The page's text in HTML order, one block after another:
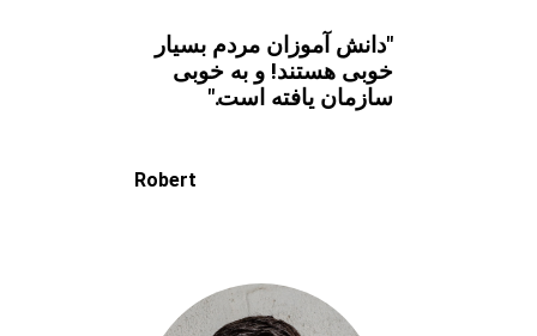
"دانش آموزان مردم بسیار
خوبی هستند! و به خوبی
سازمان یافته است."
Robert